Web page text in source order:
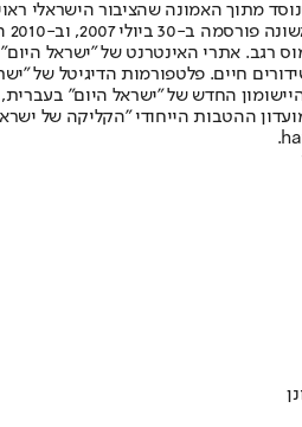
מתוך האמונה שהציבור הישראלי
חיים. פלטפורמות הדיגיטל של
והיישומון החדש של "ישראל היום"
ההטבות הייחודי "הקליקה של